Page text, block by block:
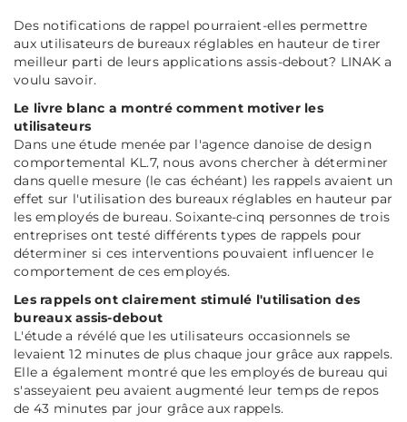
Des notifications de rappel pourraient-elles permettre
aux utilisateurs de bureaux réglables en hauteur de tirer
meilleur parti de leurs applications assis-debout? LINAK a
voulu savoir.
Le livre blanc a montré comment motiver les
utilisateurs
Dans une étude menée par l'agence danoise de design
comportemental KL.7, nous avons chercher à déterminer
dans quelle mesure (le cas échéant) les rappels avaient un
effet sur l'utilisation des bureaux réglables en hauteur par
les employés de bureau. Soixante-cinq personnes de trois
entreprises ont testé différents types de rappels pour
déterminer si ces interventions pouvaient influencer le
comportement de ces employés.
Les rappels ont clairement stimulé l'utilisation des
bureaux assis-debout
L'étude a révélé que les utilisateurs occasionnels se
levaient 12 minutes de plus chaque jour grâce aux rappels.
Elle a également montré que les employés de bureau qui
s'asseyaient peu avaient augmenté leur temps de repos
de 43 minutes par jour grâce aux rappels.